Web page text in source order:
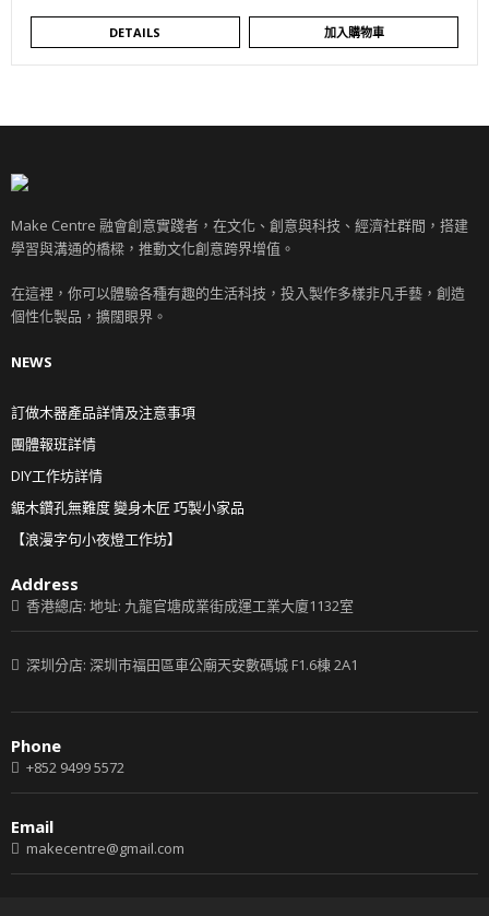
DETAILS 加入購物車
Make Centre 融會創意實踐者，在文化、創意與科技、經濟社群間，搭建
學習與溝通的橋樑，推動文化創意跨界增值。
在這裡，你可以體驗各種有趣的生活科技，投入製作多樣非凡手藝，創造
個性化製品，擴闊眼界。
NEWS
訂做木器產品詳情及注意事項
團體報班詳情
DIY工作坊詳情
鋸木鑽孔無難度 變身木匠 巧製小家品
【浪漫字句小夜燈工作坊】
Address
香港總店: 地址: 九龍官塘成業街成運工業大廈1132室
深圳分店: 深圳市福田區車公廟天安數碼城 F1.6棟 2A1
Phone
+852 9499 5572
Email
makecentre@gmail.com